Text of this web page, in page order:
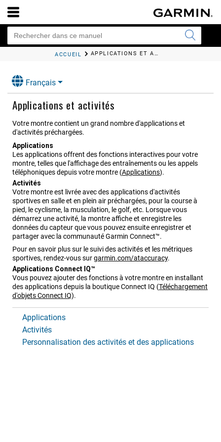
ACCUEIL APPLICATIONS ET ACTIVITÉS
Français
Applications et activités
Votre montre contient un grand nombre d'applications et
d'activités préchargées.
Applications
Les applications offrent des fonctions interactives pour votre
montre, telles que l'affichage des entraînements ou les appels
téléphoniques depuis votre montre (Applications).
Activités
Votre montre est livrée avec des applications d'activités
sportives en salle et en plein air préchargées, pour la course à
pied, le cyclisme, la musculation, le golf, etc. Lorsque vous
démarrez une activité, la montre affiche et enregistre les
données du capteur que vous pouvez ensuite enregistrer et
partager avec la communauté Garmin Connect™.
Pour en savoir plus sur le suivi des activités et les métriques
sportives, rendez-vous surgarmin.com/ataccuracy.
Applications Connect IQ™
Vous pouvez ajouter des fonctions à votre montre en installant
des applications depuis la boutique Connect IQ (Téléchargement
d'objets Connect IQ).
Applications
Activités
Personnalisation des activités et des applications